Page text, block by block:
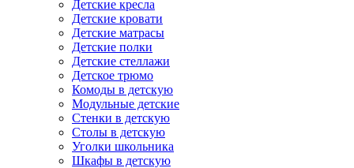
Детские кресла
Детские кровати
Детские матрасы
Детские полки
Детские стеллажи
Детское трюмо
Комоды в детскую
Модульные детские
Стенки в детскую
Столы в детскую
Уголки школьника
Шкафы в детскую